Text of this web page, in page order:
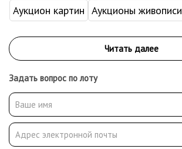
Аукцион картин Аукционы живописи
Задать вопрос по лоту